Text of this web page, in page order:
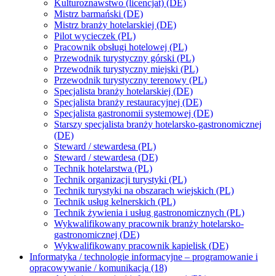
Kulturoznawstwo (licencjat) (DE)
Mistrz barmański (DE)
Mistrz branży hotelarskiej (DE)
Pilot wycieczek (PL)
Pracownik obsługi hotelowej (PL)
Przewodnik turystyczny górski (PL)
Przewodnik turystyczny miejski (PL)
Przewodnik turystyczny terenowy (PL)
Specjalista branży hotelarskiej (DE)
Specjalista branży restauracyjnej (DE)
Specjalista gastronomii systemowej (DE)
Starszy specjalista branży hotelarsko-gastronomicznej
(DE)
Steward / stewardesa (PL)
Steward / stewardesa (DE)
Technik hotelarstwa (PL)
Technik organizacji turystyki (PL)
Technik turystyki na obszarach wiejskich (PL)
Technik usług kelnerskich (PL)
Technik żywienia i usług gastronomicznych (PL)
Wykwalifikowany pracownik branży hotelarsko-
gastronomicznej (DE)
Wykwalifikowany pracownik kąpielisk (DE)
Informatyka / technologie informacyjne – programowanie i
opracowywanie / komunikacja (18)